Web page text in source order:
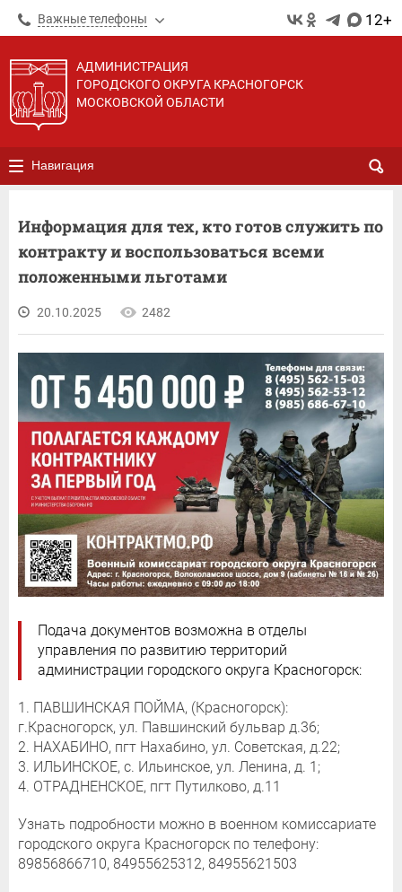
Важные телефоны 12+
АДМИНИСТРАЦИЯ
ГОРОДСКОГО ОКРУГА КРАСНОГОРСК
МОСКОВСКОЙ ОБЛАСТИ
Навигация
Информация для тех, кто готов служить по
контракту и воспользоваться всеми
положенными льготами
20.10.2025 2482
Подача документов возможна в отделы
управления по развитию территорий
администрации городского округа Красногорск:
1. ПАВШИНСКАЯ ПОЙМА, (Красногорск):
г.Красногорск, ул. Павшинский бульвар д.36;
2. НАХАБИНО, пгт Нахабино, ул. Советская, д.22;
3. ИЛЬИНСКОЕ, с. Ильинское, ул. Ленина, д. 1;
4. ОТРАДНЕНСКОЕ, пгт Путилково, д.11
Узнать подробности можно в военном комиссариате
городского округа Красногорск по телефону:
89856866710, 84955625312, 84955621503